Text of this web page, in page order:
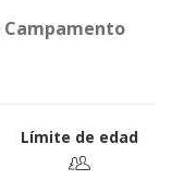
Campamento
Límite de edad